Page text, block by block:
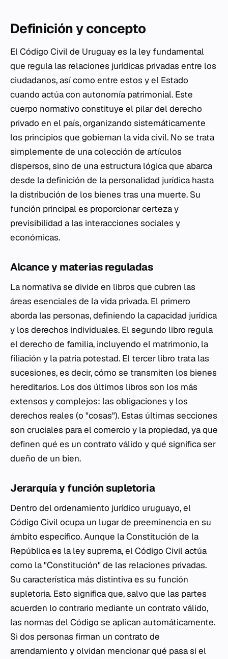
Definición y concepto
El Código Civil de Uruguay es la ley fundamental
que regula las relaciones jurídicas privadas entre los
ciudadanos, así como entre estos y el Estado
cuando actúa con autonomía patrimonial. Este
cuerpo normativo constituye el pilar del derecho
privado en el país, organizando sistemáticamente
los principios que gobiernan la vida civil. No se trata
simplemente de una colección de artículos
dispersos, sino de una estructura lógica que abarca
desde la definición de la personalidad jurídica hasta
la distribución de los bienes tras una muerte. Su
función principal es proporcionar certeza y
previsibilidad a las interacciones sociales y
económicas.
Alcance y materias reguladas
La normativa se divide en libros que cubren las
áreas esenciales de la vida privada. El primero
aborda las personas, definiendo la capacidad jurídica
y los derechos individuales. El segundo libro regula
el derecho de familia, incluyendo el matrimonio, la
filiación y la patria potestad. El tercer libro trata las
sucesiones, es decir, cómo se transmiten los bienes
hereditarios. Los dos últimos libros son los más
extensos y complejos: las obligaciones y los
derechos reales (o "cosas"). Estas últimas secciones
son cruciales para el comercio y la propiedad, ya que
definen qué es un contrato válido y qué significa ser
dueño de un bien.
Jerarquía y función supletoria
Dentro del ordenamiento jurídico uruguayo, el
Código Civil ocupa un lugar de preeminencia en su
ámbito específico. Aunque la Constitución de la
República es la ley suprema, el Código Civil actúa
como la "Constitución" de las relaciones privadas.
Su característica más distintiva es su función
supletoria. Esto significa que, salvo que las partes
acuerden lo contrario mediante un contrato válido,
las normas del Código se aplican automáticamente.
Si dos personas firman un contrato de
arrendamiento y olvidan mencionar qué pasa si el